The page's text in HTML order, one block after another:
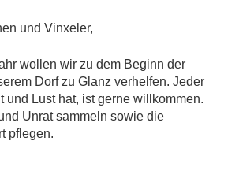
und Vinxeler,
wollen wir zu dem Beginn der
Dorf zu Glanz verhelfen. Jeder
und Lust hat, ist gerne willkommen.
Unrat sammeln sowie die
pflegen.